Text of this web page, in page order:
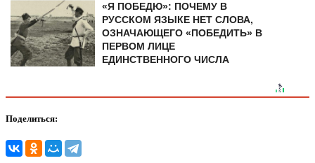
«Я ПОБЕДЮ»: ПОЧЕМУ В
РУССКОМ ЯЗЫКЕ НЕТ СЛОВА,
ОЗНАЧАЮЩЕГО «ПОБЕДИТЬ» В
ПЕРВОМ ЛИЦЕ
ЕДИНСТВЕННОГО ЧИСЛА
Поделиться: